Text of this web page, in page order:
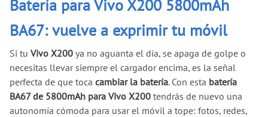
Batería para Vivo X200 5800mAh
BA67: vuelve a exprimir tu móvil
Si tu Vivo X200 ya no aguanta el día, se apaga de golpe o
necesitas llevar siempre el cargador encima, es la señal
perfecta de que toca cambiar la batería. Con esta batería
BA67 de 5800mAh para Vivo X200 tendrás de nuevo una
autonomía cómoda para usar el móvil a tope: fotos, redes,